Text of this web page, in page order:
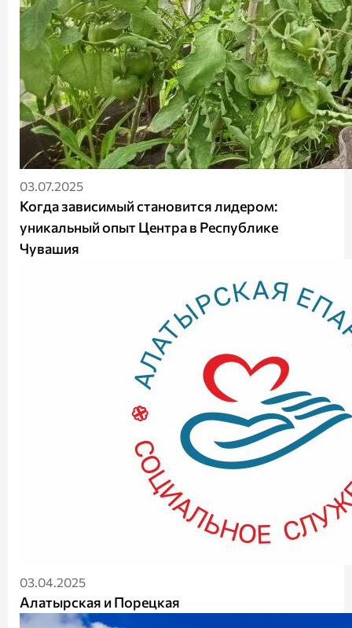
03.07.2025
Когда зависимый становится лидером:
уникальный опыт Центра в Республике
Чувашия
03.04.2025
Алатырская и Порецкая